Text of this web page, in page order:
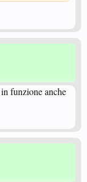
funzione anche